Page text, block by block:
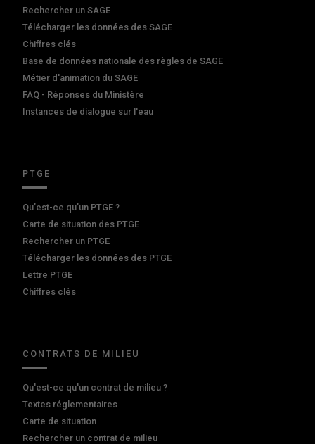
Rechercher un SAGE
Télécharger les données des SAGE
Chiffres clés
Base de données nationale des règles de SAGE
Métier d'animation du SAGE
FAQ - Réponses du Ministère
Instances de dialogue sur l'eau
PTGE
Qu’est-ce qu’un PTGE ?
Carte de situation des PTGE
Rechercher un PTGE
Télécharger les données des PTGE
Lettre PTGE
Chiffres clés
CONTRATS DE MILIEU
Qu'est-ce qu'un contrat de milieu ?
Textes réglementaires
Carte de situation
Rechercher un contrat de milieu